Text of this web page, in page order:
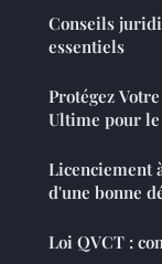
Conseils
essentiels
Protégez
Ultime pour
Licenciement
d'une bonne
Loi QVCT :